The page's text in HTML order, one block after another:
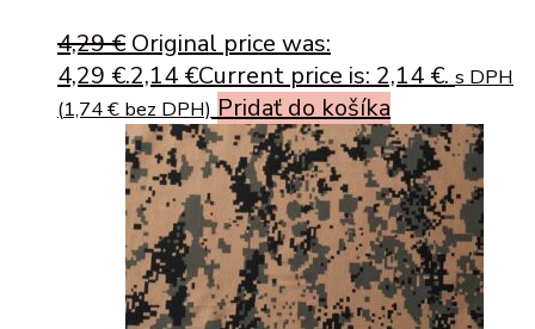
4,29€ Original price was:
4,29 €.2,14 €Current price is: 2,14 €. s DPH
(1,74€ bez DPH) Pridať do košíka